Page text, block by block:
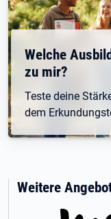
Welche
zu mir?
Teste deine
dem
Weitere